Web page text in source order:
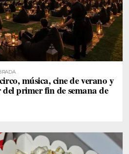
música, cine de verano y
primer fin de semana de